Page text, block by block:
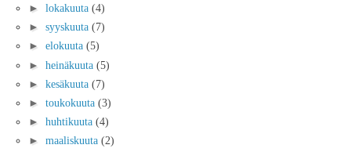
► lokakuuta (4)
► syyskuuta (7)
► elokuuta (5)
► heinäkuuta (5)
► kesäkuuta (7)
► toukokuuta (3)
► huhtikuuta (4)
► maaliskuuta (2)